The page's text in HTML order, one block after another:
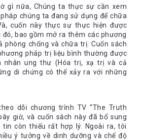
gì nữa, Chúng ta thực sự cần xem
chúng ta đang sử dụng để chữa
cuốn này thực sự thực hiện được
đó, bao gồm mở ra thêm các phương
phòng chống và chữa trị. Cuốn sách
pháp trị liệu bình thường được
nhân ung thư (Hóa trị, xạ trị và cả
di chứng có thể xảy ra với những
dõi chương trình TV “The Truth
giờ, và cuốn sách này đã bổ sung
còn thiếu rất hợp lý. Ngoài ra, tôi
ý tưởng về dinh dưỡng và chế độ